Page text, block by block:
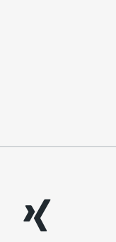
xing